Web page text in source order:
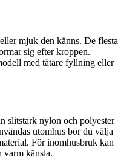
mjuk den känns. De flesta
sig efter kroppen.
med tätare fyllning eller
slitstark nylon och polyester
utomhus bör du välja
För inomhusbruk kan
varm känsla.